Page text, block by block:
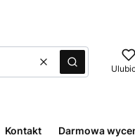
WyczyśćSzukaj
Kontakt Darmowa